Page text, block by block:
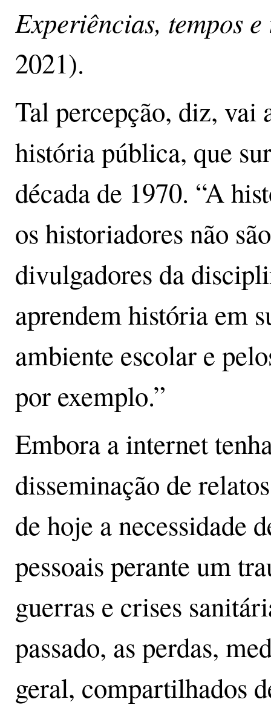
Experiências, tempos e
2021).
Tal percepção, diz, vai
história pública, que
década de 1970. “A
os historiadores não
divulgadores da
aprendem história em
ambiente escolar e
por exemplo.”
Embora a internet
disseminação de
de hoje a necessidade
pessoais perante um
guerras e crises
passado, as perdas,
geral, compartilhados